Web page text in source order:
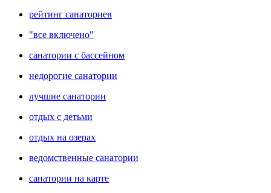
рейтинг санаториев
"все включено"
санатории с бассейном
недорогие санатории
лучшие санатории
отдых с детьми
отдых на озерах
ведомственные санатории
санатории на карте